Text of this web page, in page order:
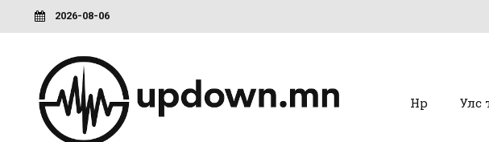
2026-08-06
Нүүр Улс